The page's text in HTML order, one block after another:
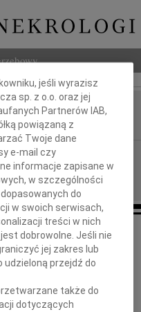
Pani
Góreckiej
jeśli wyrazisz
sp. z o.o. oraz jej
Partnerów IAB,
powiązaną z
Twoje dane
e-mail czy
informacje zapisane w
w szczególności
do
w swoich serwisach,
treści w nich
dobrowolne. Jeśli nie
jej zakres lub
przejdź do
także do
dotyczących